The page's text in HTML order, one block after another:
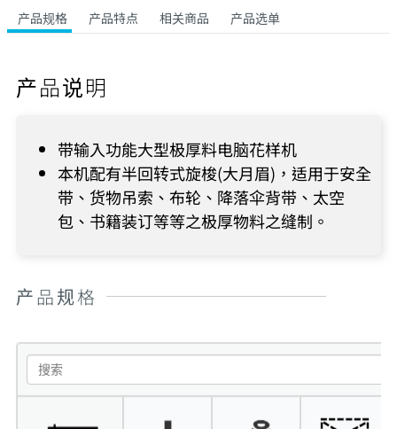
产品规格 产品特点 相关商品 产品选单
产品说明
带输入功能大型极厚料电脑花样机
本机配有半回转式旋梭(大月眉)，适用于安全
带、货物吊索、布轮、降落伞背带、太空
包、书籍装订等等之极厚物料之缝制。
产品规格